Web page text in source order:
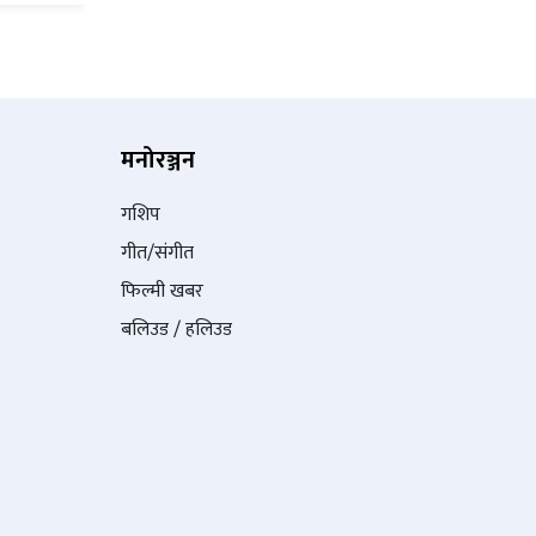
मनोरञ्जन
गशिप
गीत/संगीत
फिल्मी खबर
बलिउड / हलिउड